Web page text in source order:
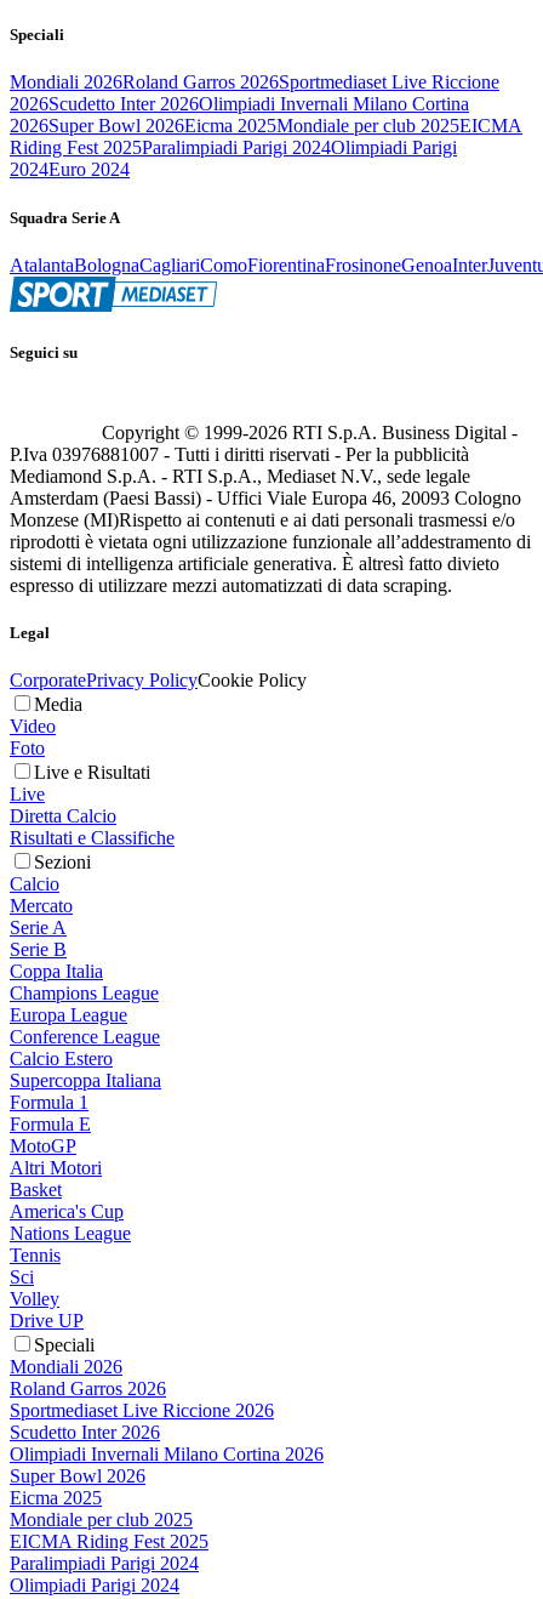
Speciali
Mondiali 2026Roland Garros 2026Sportmediaset Live Riccione
2026Scudetto Inter 2026Olimpiadi Invernali Milano Cortina
2026Super Bowl 2026Eicma 2025Mondiale per club 2025EICMA
Riding Fest 2025Paralimpiadi Parigi 2024Olimpiadi Parigi
2024Euro 2024
Squadra Serie A
AtalantaBolognaCagliariComoFiorentinaFrosinoneGenoaInter
Seguici su
Copyright © 1999-2026 RTI S.p.A. Business Digital -
P.Iva 03976881007 - Tutti i diritti riservati - Per la pubblicità
Mediamond S.p.A. - RTI S.p.A., Mediaset N.V., sede legale
Amsterdam (Paesi Bassi) - Uffici Viale Europa 46, 20093 Cologno
Monzese (MI)Rispetto ai contenuti e ai dati personali trasmessi e/o
riprodotti è vietata ogni utilizzazione funzionale all’addestramento di
sistemi di intelligenza artificiale generativa. È altresì fatto divieto
espresso di utilizzare mezzi automatizzati di data scraping.
Legal
CorporatePrivacy PolicyCookie Policy
Media
Video
Foto
Live e Risultati
Live
Diretta Calcio
Risultati e Classifiche
Sezioni
Calcio
Mercato
Serie A
Serie B
Coppa Italia
Champions League
Europa League
Conference League
Calcio Estero
Supercoppa Italiana
Formula 1
Formula E
MotoGP
Altri Motori
Basket
America's Cup
Nations League
Tennis
Sci
Volley
Drive UP
Speciali
Mondiali 2026
Roland Garros 2026
Sportmediaset Live Riccione 2026
Scudetto Inter 2026
Olimpiadi Invernali Milano Cortina 2026
Super Bowl 2026
Eicma 2025
Mondiale per club 2025
EICMA Riding Fest 2025
Paralimpiadi Parigi 2024
Olimpiadi Parigi 2024